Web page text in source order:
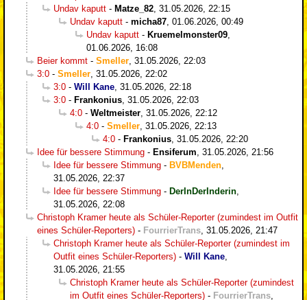
Undav kaputt - Matze_82 31.05.2026, 22:15
Undav kaputt - micha87 01.06.2026, 00:49
Undav kaputt - Kruemelmonster09
01.06.2026, 16:08
Beier kommt - Smeller 31.05.2026, 22:03
3:0 - Smeller 31.05.2026, 22:02
3:0 - Will Kane 31.05.2026, 22:18
3:0 - Frankonius 31.05.2026, 22:03
4:0 - Weltmeister 31.05.2026, 22:12
4:0 - Smeller 31.05.2026, 22:13
4:0 - Frankonius 31.05.2026, 22:20
Idee für bessere Stimmung - Ensiferum 31.05.2026, 21:56
Idee für bessere Stimmung - BVBMenden
31.05.2026, 22:37
Idee für bessere Stimmung - DerInDerInderin
31.05.2026, 22:08
Christoph Kramer heute als Schüler-Reporter (zumindest im Outfit
eines Schüler-Reporters) - FourrierTrans 31.05.2026, 21:47
Christoph Kramer heute als Schüler-Reporter (zumindest im
Outfit eines Schüler-Reporters) - Will Kane
31.05.2026, 21:55
Christoph Kramer heute als Schüler-Reporter (zumindest
im Outfit eines Schüler-Reporters) - FourrierTrans